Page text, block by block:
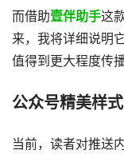
而借助壹伴助手这
来，我将详细说明
值得到更大程度传播
公众号精美样式
当前，读者对推送